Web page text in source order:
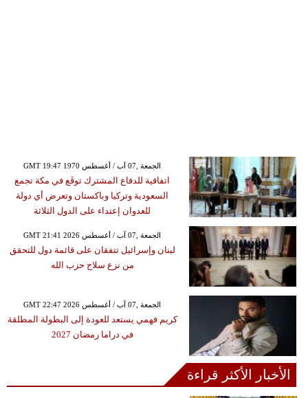
GMT 19:47 1970 الجمعة ,07 آب / أغسطس
اتفاقية للدفاع المشترك توقَع في مكة تجمع
السعودية وتركيا وباكستان وتعرض أي دولة
للعدوان إعتداء على الدول الثلاثة
GMT 21:41 2026 الجمعة ,07 آب / أغسطس
لبنان وإسرائيل تتفقان على قائمة دول للتحقق
من نزع سلاح حزب الله
GMT 22:47 2026 الجمعة ,07 آب / أغسطس
كريم فهمي يستعد للعودة إلى البطولة المطلقة
في دراما رمضان 2027
الأخبار الأكثر قراءة